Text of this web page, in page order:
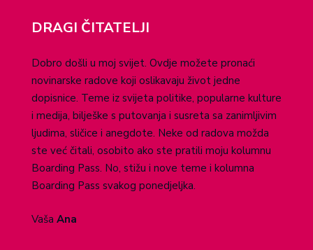
DRAGI ČITATELJI
Dobro došli u moj svijet. Ovdje možete pronaći
novinarske radove koji oslikavaju život jedne
dopisnice. Teme iz svijeta politike, popularne kulture
i medija, bilješke s putovanja i susreta sa zanimljivim
ljudima, sličice i anegdote. Neke od radova možda
ste već čitali, osobito ako ste pratili moju kolumnu
Boarding Pass. No, stižu i nove teme i kolumna
Boarding Pass svakog ponedjeljka.
Vaša Ana